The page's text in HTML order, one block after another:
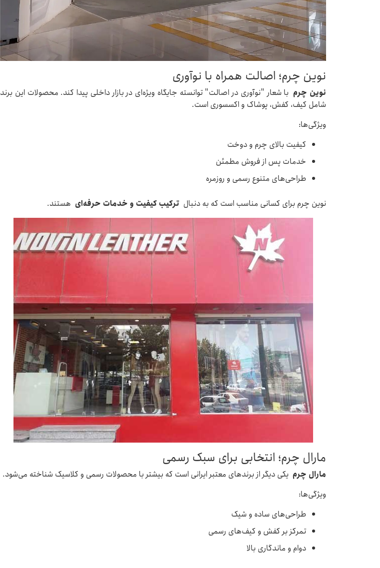
نوین چرم؛ اصالت همراه با نوآوری
نوین چرمبا شعار "نوآوری در اصالت" توانسته جایگاه ویژه‌ای در بازار داخلی پیدا کند. محصولات این برند
شامل کیف، کفش، پوشاک و اکسسوری است.
ویژگی‌ها:
کیفیت بالای چرم و دوخت
خدمات پس از فروش مطمئن
طراحی‌های متنوع رسمی و روزمره
نوین چرم برای کسانی مناسب است که به دنبال ترکیب کیفیت و خدمات حرفه‌ای هستند.
مارال چرم؛ انتخابی برای سبک رسمی
مارال چرم یکی دیگر از برندهای معتبر ایرانی است که بیشتر با محصولات رسمی و کلاسیک شناخته می‌شود.
ویژگی‌ها:
طراحی‌های ساده و شیک
تمرکز بر کفش و کیف‌های رسمی
دوام و ماندگاری بالا